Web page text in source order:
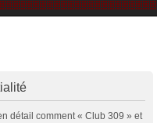
détail comment « Club 309 » et